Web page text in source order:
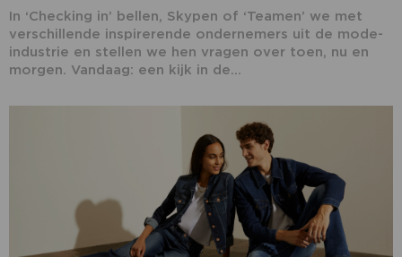
In ‘Checking in’ bellen, Skypen of ‘Teamen’ we met
verschillende inspirerende ondernemers uit de mode-
industrie en stellen we hen vragen over toen, nu en
morgen. Vandaag: een kijk in de...